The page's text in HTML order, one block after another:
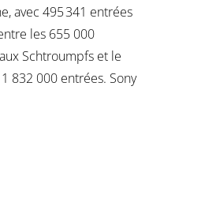
avec 495 341 entrées
les 655 000
Schtroumpfs et le
832 000 entrées. Sony